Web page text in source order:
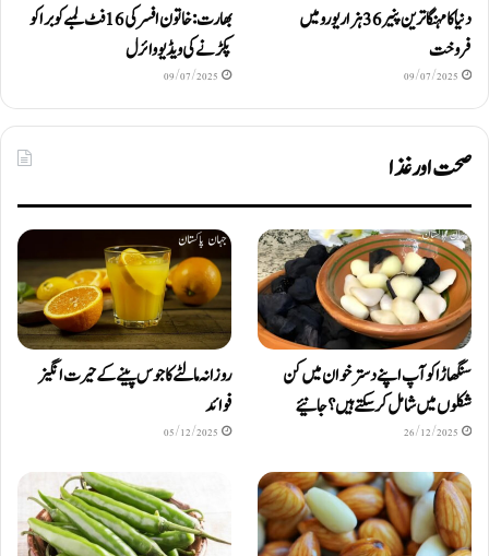
دنیا کا مہنگا ترین پنیر 36 ہزار یورو میں
فروخت
09/07/2025
بھارت: خاتون افسر کی 16 فٹ لمبے کوبرا کو
پکڑنے کی ویڈیو وائرل
09/07/2025
صحت اور غذا
سنگھاڑا کو آپ اپنے دستر خوان میں کن
شکلوں میں شامل کرسکتے ہیں ؟ جانیئے
26/12/2025
روزانہ مالٹے کا جوس پینے کے حیرت انگیز
فوائد
05/12/2025